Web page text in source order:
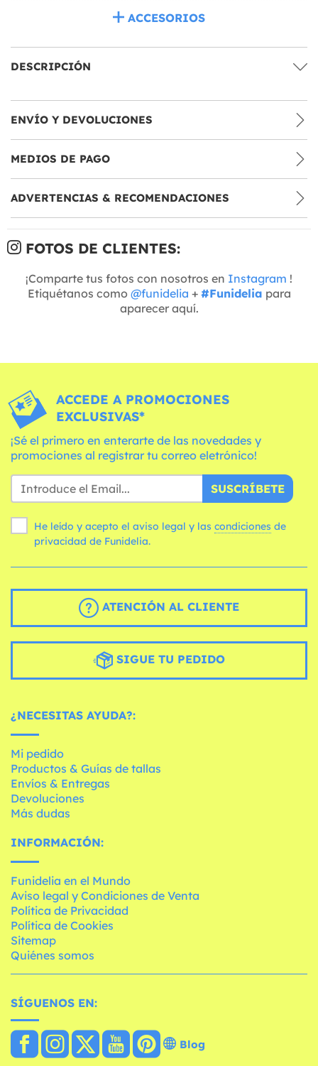
ACCESORIOS
DESCRIPCIÓN
ENVÍO Y DEVOLUCIONES
MEDIOS DE PAGO
ADVERTENCIAS & RECOMENDACIONES
FOTOS DE CLIENTES:
¡Comparte tus fotos con nosotros en Instagram !
Etiquétanos como @funidelia + #Funidelia para
aparecer aquí.
ACCEDE A PROMOCIONES
EXCLUSIVAS*
¡Sé el primero en enterarte de las novedades y
promociones al registrar tu correo eletrónico!
SUSCRÍBETE
He leído y acepto el aviso legal y las condiciones
privacidad de Funidelia.
ATENCIÓN AL CLIENTE
SIGUE TU PEDIDO
¿NECESITAS AYUDA?:
Mi pedido
Productos & Guías de tallas
Envíos & Entregas
Devoluciones
Más dudas
INFORMACIÓN:
Funidelia en el Mundo
Aviso legal y Condiciones de Venta
Política de Privacidad
Política de Cookies
Sitemap
Quiénes somos
SÍGUENOS EN:
Blog